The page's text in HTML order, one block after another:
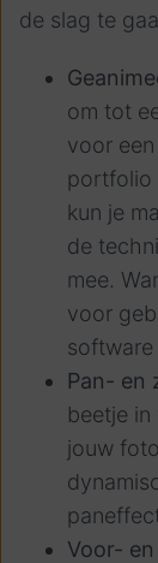
de slag te
om tot
voor
portfolio
kun je
de
mee.
voor
Pan- en
beetje
jouw
Voor-